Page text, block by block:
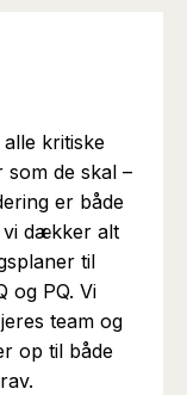
kritiske
de skal –
er både
vi dækker alt
til
og PQ. Vi
team og
op til både